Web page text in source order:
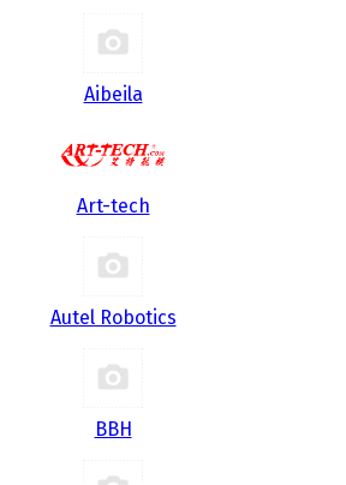
Aibeila
Art-tech
Autel Robotics
BBH